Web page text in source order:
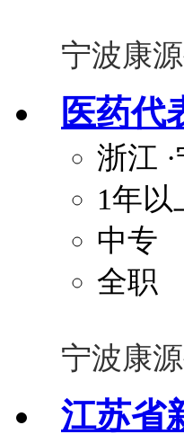
宁波康
医药代
浙江
1年以
中专
全职
宁波康
江苏省